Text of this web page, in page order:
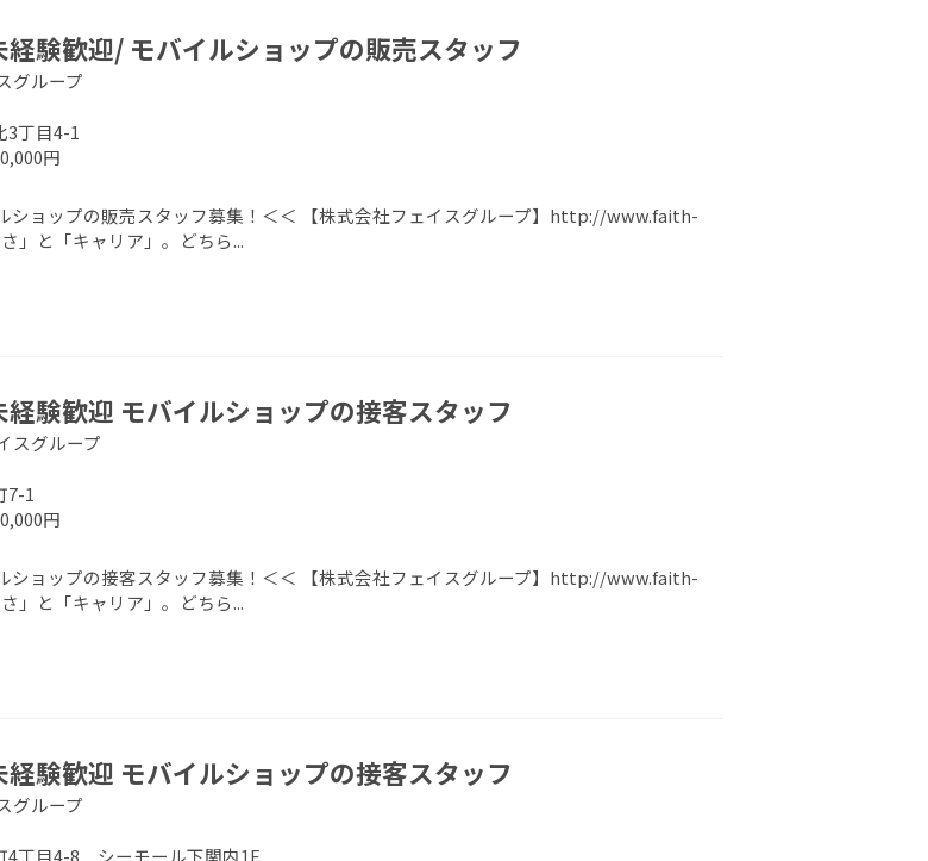
験歓迎/ モバイルショップの販売スタッフ
グループ
3丁目4-1
円
ショップの販売スタッフ募集！＜＜ 【株式会社フェイスグループ】http://www.faith-
」と「キャリア」。どちら...
験歓迎 モバイルショップの接客スタッフ
スグループ
7-1
円
ショップの接客スタッフ募集！＜＜ 【株式会社フェイスグループ】http://www.faith-
」と「キャリア」。どちら...
験歓迎 モバイルショップの接客スタッフ
グループ
4丁目4-8 シーモール下関内1F